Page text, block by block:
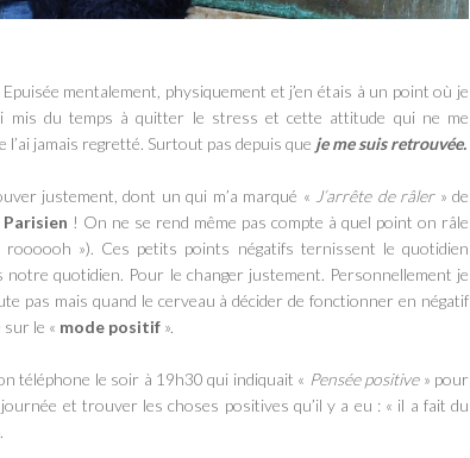
mentalement, physiquement et j’en étais à un point où je
mis du temps à quitter le stress et cette attitude qui ne me
l’ai jamais regretté. Surtout pas depuis que je me suis retrouvée.
justement, dont un qui m’a marqué « J’arrête de râler» de
Parisien ! On ne se rend même pas compte à quel point on râle
»). Ces petits points négatifs ternissent le quotidien
quotidien. Pour le changer justement. Personnellement je
pas mais quand le cerveau à décider de fonctionner en négatif
sur le « mode positif ».
téléphone le soir à 19h30 qui indiquait « Pensée positive » pour
et trouver les choses positives qu’il y a eu : « il a fait du